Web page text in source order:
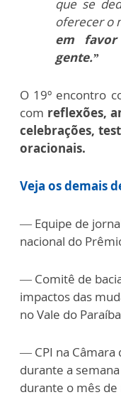
que se
oferecer o
em
gente.”
O 19º encontro
com reflexões,
celebrações,
oracionais.
Veja os demais
— Equipe de
nacional do
— Comitê de
impactos das
no Vale do
— CPI na Câmara
durante a
durante o mês de